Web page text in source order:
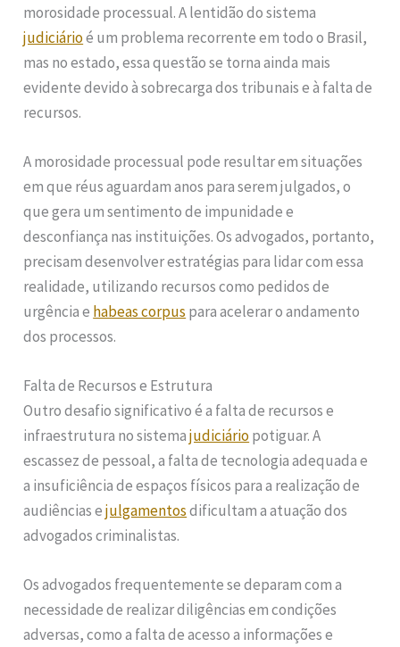
morosidade processual. A lentidão do sistema
judiciárioé um problema recorrente em todo o Brasil,
mas no estado, essa questão se torna ainda mais
evidente devido à sobrecarga dos tribunais e à falta de
recursos.
A morosidade processual pode resultar em situações
em que réus aguardam anos para serem julgados, o
que gera um sentimento de impunidade e
desconfiança nas instituições. Os advogados, portanto,
precisam desenvolver estratégias para lidar com essa
realidade, utilizando recursos como pedidos de
urgência e habeas corpus para acelerar o andamento
dos processos.
Falta de Recursos e Estrutura
Outro desafio significativo é a falta de recursos e
infraestrutura no sistemajudiciáriopotiguar. A
escassez de pessoal, a falta de tecnologia adequada e
a insuficiência de espaços físicos para a realização de
audiências ejulgamentosdificultam a atuação dos
advogados criminalistas.
Os advogados frequentemente se deparam com a
necessidade de realizar diligências em condições
adversas, como a falta de acesso a informações e